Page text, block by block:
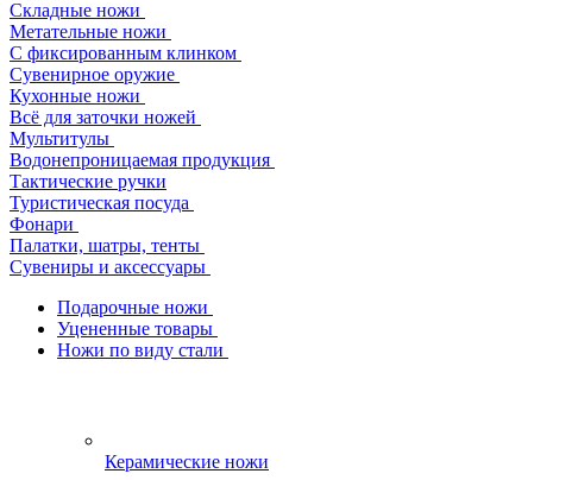
Складные ножи
Метательные ножи
С фиксированным клинком
Сувенирное оружие
Кухонные ножи
Всё для заточки ножей
Мультитулы
Водонепроницаемая продукция
Тактические ручки
Туристическая посуда
Фонари
Палатки, шатры, тенты
Сувениры и аксессуары
Подарочные ножи
Уцененные товары
Ножи по виду стали
Керамические ножи